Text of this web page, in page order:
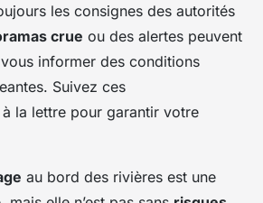
les consignes des autorités
crue ou des alertes peuvent
informer des conditions
Suivez ces
la lettre pour garantir votre
au bord des rivières est une